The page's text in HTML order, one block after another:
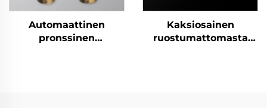
Automaattinen
pronssinen
Kaksiosainen
ruostumattomasta